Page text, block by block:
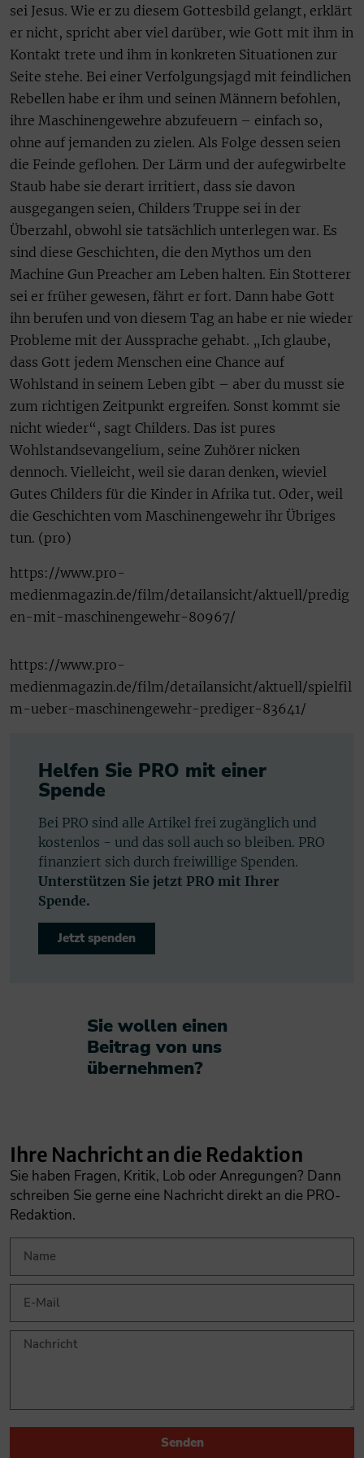
sei Jesus. Wie er zu diesem Gottesbild gelangt, erklärt
er nicht, spricht aber viel darüber, wie Gott mit ihm in
Kontakt trete und ihm in konkreten Situationen zur
Seite stehe. Bei einer Verfolgungsjagd mit feindlichen
Rebellen habe er ihm und seinen Männern befohlen,
ihre Maschinengewehre abzufeuern – einfach so,
ohne auf jemanden zu zielen. Als Folge dessen seien
die Feinde geflohen. Der Lärm und der aufegwirbelte
Staub habe sie derart irritiert, dass sie davon
ausgegangen seien, Childers Truppe sei in der
Überzahl, obwohl sie tatsächlich unterlegen war. Es
sind diese Geschichten, die den Mythos um den
Machine Gun Preacher am Leben halten. Ein Stotterer
sei er früher gewesen, fährt er fort. Dann habe Gott
ihn berufen und von diesem Tag an habe er nie wieder
Probleme mit der Aussprache gehabt. „Ich glaube,
dass Gott jedem Menschen eine Chance auf
Wohlstand in seinem Leben gibt – aber du musst sie
zum richtigen Zeitpunkt ergreifen. Sonst kommt sie
nicht wieder“, sagt Childers. Das ist pures
Wohlstandsevangelium, seine Zuhörer nicken
dennoch. Vielleicht, weil sie daran denken, wieviel
Gutes Childers für die Kinder in Afrika tut. Oder, weil
die Geschichten vom Maschinengewehr ihr Übriges
tun. (pro)
https://www.pro-
medienmagazin.de/film/detailansicht/aktuell/predig
en-mit-maschinengewehr-80967/
https://www.pro-
medienmagazin.de/film/detailansicht/aktuell/spielfil
m-ueber-maschinengewehr-prediger-83641/
Helfen Sie PRO mit einer
Spende
Bei PRO sind alle Artikel frei zugänglich und
kostenlos - und das soll auch so bleiben. PRO
finanziert sich durch freiwillige Spenden.
Unterstützen Sie jetzt PRO mit Ihrer
Spende.
Jetzt spenden
Sie wollen einen
Beitrag von uns
übernehmen?​
Ihre Nachricht an die Redaktion
Sie haben Fragen, Kritik, Lob oder Anregungen? Dann
schreiben Sie gerne eine Nachricht direkt an die PRO-
Redaktion.
Senden